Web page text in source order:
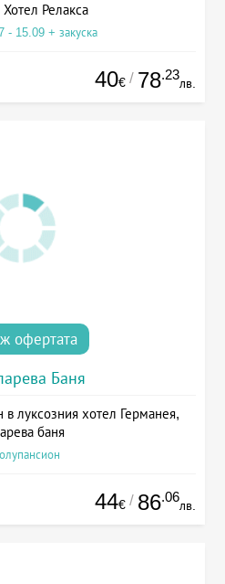
Релакса
- 15.09 + закуска
40€ / 78.23
лв.
офертата
Баня
в луксозния хотел Германея,
баня
44€ / 86.06
лв.